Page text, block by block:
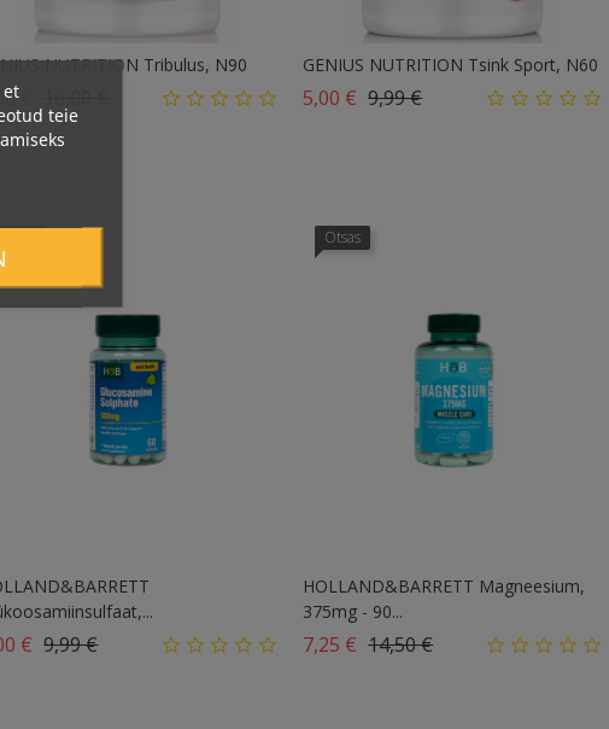
NUTRITION Tribulus, N90
€
GENIUS NUTRITION Tsink Sport, N60
5,00 € Tavahind
9,99 €Hind
€ Tavahind
9,99 €Hind
Otsas
HOLLAND&BARRETT Magneesium,
375mg - 90...
7,25 € Tavahind
14,50 €Hind
teie